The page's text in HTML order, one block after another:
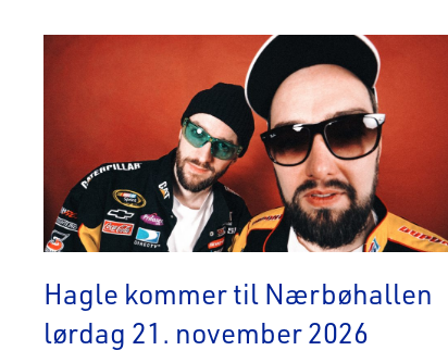
Hagle kommer til Nærbøhallen
lørdag 21. november 2026